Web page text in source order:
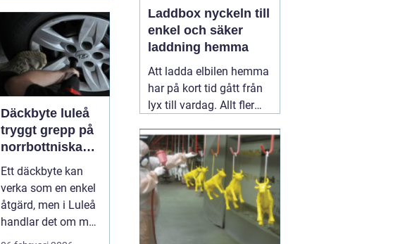
Däckbyte luleå
tryggt grepp på
norrbottniska
vägar
Ett däckbyte kan
verka som en enkel
åtgärd, men i Luleå
handlar det om mer
än att bara byta
Laddbox nyckeln till
enkel och säker
laddning hemma
Att ladda elbilen hemma
har på kort tid gått från
lyx till vardag. Allt fler
att kunna tanka över
natten, slippa köer vid
publika laddare och ha
full kontroll över sina
elkostnader.
31 maj
2026